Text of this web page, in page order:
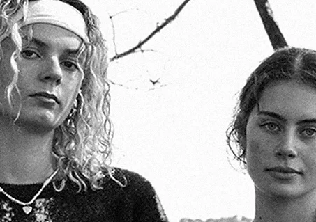
cette soif d’exploration, nous avons aussi tiré une volonté
mais nous vous observons depuis longtemps. Votre
avons donc décidé de mettre en place un programme sur
garder les résultats de nos expéditions pour nous seuls.
dans un premier temps, afin de faire un premier
En espérant que vous en ferez le meilleur usage